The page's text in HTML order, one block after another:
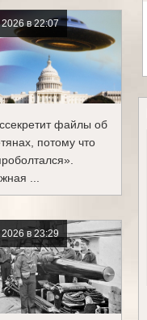
в 22:07
файлы об
потому что
...
в 23:29